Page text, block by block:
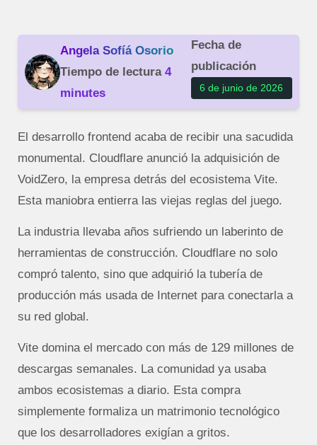
Angela Sofíá Osorio
Tiempo de lectura 4
minutes
Fecha de
publicación
6 de junio de 2026
El desarrollo frontend acaba de recibir una sacudida
monumental. Cloudflare anunció la adquisición de
VoidZero, la empresa detrás del ecosistema Vite.
Esta maniobra entierra las viejas reglas del juego.
La industria llevaba años sufriendo un laberinto de
herramientas de construcción. Cloudflare no solo
compró talento, sino que adquirió la tubería de
producción más usada de Internet para conectarla a
su red global.
Vite domina el mercado con más de 129 millones de
descargas semanales. La comunidad ya usaba
ambos ecosistemas a diario. Esta compra
simplemente formaliza un matrimonio tecnológico
que los desarrolladores exigían a gritos.